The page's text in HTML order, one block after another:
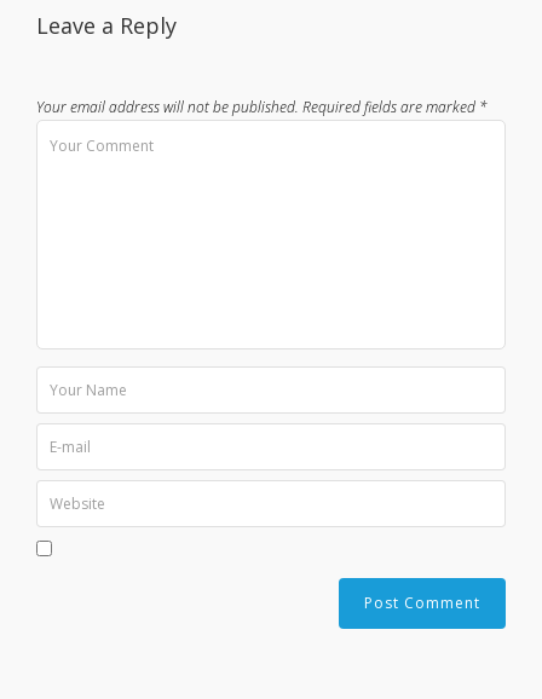
Leave a Reply
Your email address will not be published. Required fields are marked *